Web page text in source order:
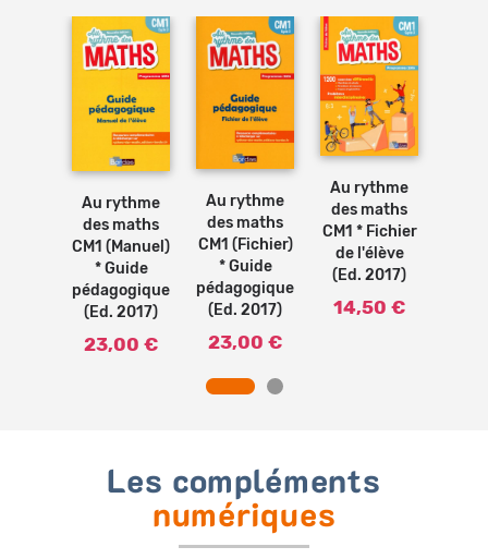
au
Au rythme
des maths
CM1 (Manuel)
* Guide
pédagogique
(Ed. 2017)
23,00 €
au
Au rythme
des maths
CM1 (Fichier)
* Guide
pédagogique
(Ed. 2017)
23,00 €
Ajouter
au
Au rythme
des maths
CM1 * Fichier
de l'élève
(Ed. 2017)
14,50 €
Les compléments
numériques